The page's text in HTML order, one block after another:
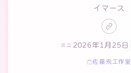
イマース
成立 2026年1月25日
佐藤飛工作室